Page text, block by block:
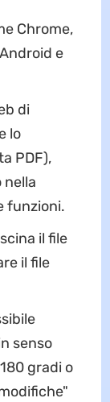
Chrome,
e
di
lo
PDF),
nella
funzioni.
il file
il file
senso
gradi o